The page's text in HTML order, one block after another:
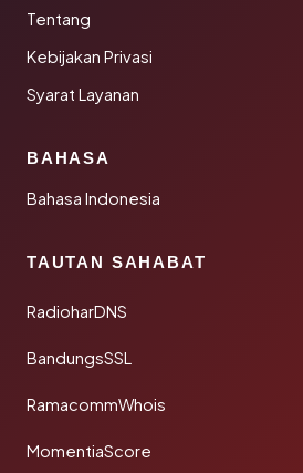
Tentang
Kebijakan Privasi
Syarat Layanan
BAHASA
Bahasa Indonesia
TAUTAN SAHABAT
RadioharDNS
BandungsSSL
RamacommWhois
MomentiaScore